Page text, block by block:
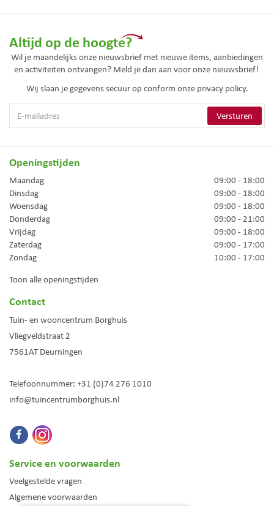
Altijd op de hoogte?
Wil je maandelijks onze nieuwsbrief met nieuwe items, aanbiedingen
en activiteiten ontvangen? Meld je dan aan voor onze nieuwsbrief!
Wij slaan je gegevens secuur op conform onze privacy policy.
Openingstijden
Maandag
09:00 - 18:00
Dinsdag
09:00 - 18:00
Woensdag
09:00 - 18:00
Donderdag
09:00 - 21:00
Vrijdag
09:00 - 18:00
Zaterdag
09:00 - 17:00
Zondag
10:00 - 17:00
Toon alle openingstijden
Contact
Tuin- en wooncentrum Borghuis
Vliegveldstraat 2
7561AT Deurningen
Telefoonnummer: +31 (0)74 276 1010
info@tuincentrumborghuis.nl
Service en voorwaarden
Veelgestelde vragen
Algemene voorwaarden